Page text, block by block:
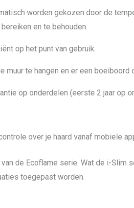
worden gekozen door de
en te behouden.
op het punt van gebruik.
muur te hangen en er een
op onderdelen (eerste 2 jaar op
over je haard vanaf mobiele
de Ecoflame serie. Wat de i-Slim
toegepast worden.